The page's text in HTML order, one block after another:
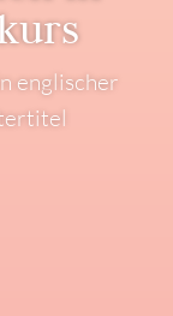
englischer